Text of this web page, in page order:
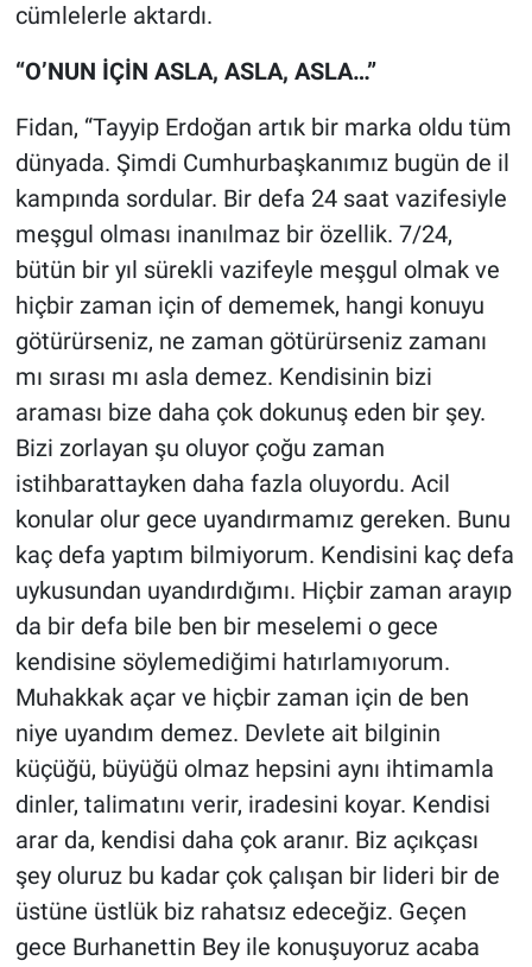
cümlelerle aktardı.
“O’NUN İÇİN ASLA, ASLA, ASLA…”
Fidan, “Tayyip Erdoğan artık bir marka oldu tüm
dünyada. Şimdi Cumhurbaşkanımız bugün de il
kampında sordular. Bir defa 24 saat vazifesiyle
meşgul olması inanılmaz bir özellik. 7/24,
bütün bir yıl sürekli vazifeyle meşgul olmak ve
hiçbir zaman için of dememek, hangi konuyu
götürürseniz, ne zaman götürürseniz zamanı
mı sırası mı asla demez. Kendisinin bizi
araması bize daha çok dokunuş eden bir şey.
Bizi zorlayan şu oluyor çoğu zaman
istihbarattayken daha fazla oluyordu. Acil
konular olur gece uyandırmamız gereken. Bunu
kaç defa yaptım bilmiyorum. Kendisini kaç defa
uykusundan uyandırdığımı. Hiçbir zaman arayıp
da bir defa bile ben bir meselemi o gece
kendisine söylemediğimi hatırlamıyorum.
Muhakkak açar ve hiçbir zaman için de ben
niye uyandım demez. Devlete ait bilginin
küçüğü, büyüğü olmaz hepsini aynı ihtimamla
dinler, talimatını verir, iradesini koyar. Kendisi
arar da, kendisi daha çok aranır. Biz açıkçası
şey oluruz bu kadar çok çalışan bir lideri bir de
üstüne üstlük biz rahatsız edeceğiz. Geçen
gece Burhanettin Bey ile konuşuyoruz acaba